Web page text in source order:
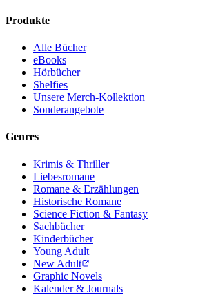
Produkte
Alle Bücher
eBooks
Hörbücher
Shelfies
Unsere Merch-Kollektion
Sonderangebote
Genres
Krimis & Thriller
Liebesromane
Romane & Erzählungen
Historische Romane
Science Fiction & Fantasy
Sachbücher
Kinderbücher
Young Adult
New Adult
Graphic Novels
Kalender & Journals